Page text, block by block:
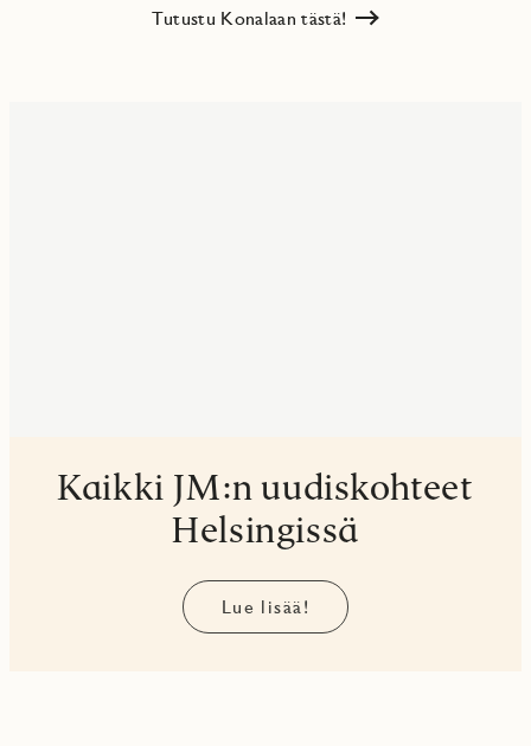
Tutustu Konalaan tästä!
Kaikki JM:n uudiskohteet
Helsingissä
Lue lisää!